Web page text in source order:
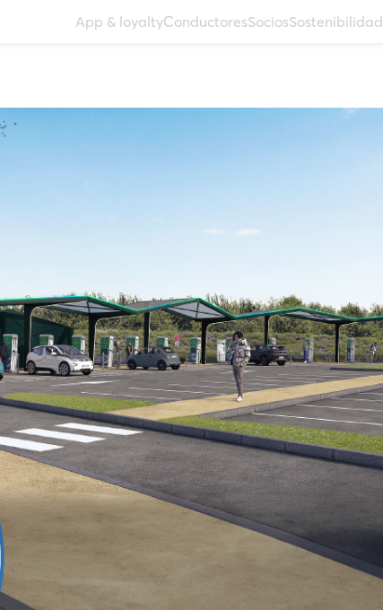
App & loyaltyConductoresSociosSostenibilidad